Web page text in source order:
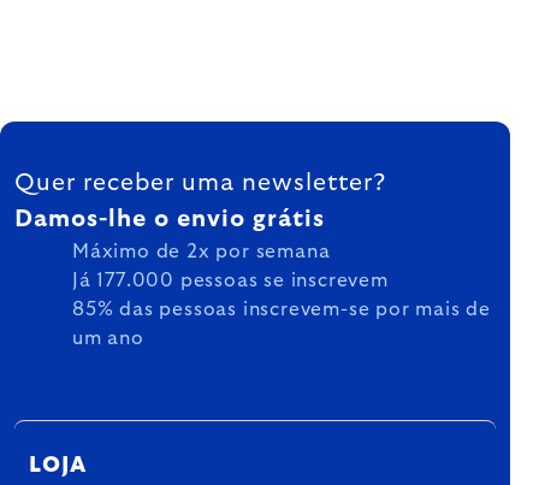
FOOTER
Quer receber uma newsletter?
Damos-lhe o envio grátis
Máximo de 2x por semana
Já 177.000 pessoas se inscrevem
85% das pessoas inscrevem-se por mais de
um ano
LOJA